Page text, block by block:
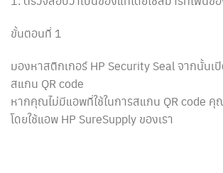
ขั้นตอนที่ 1
มองหาสติกเกอร์ HP Security Seal จากนั้นเ
สแกน QR code
หากคุณไม่มีแอพที่ใช้ในการสแกน QR code
โดยใช้แอพ HP SureSupply ของเรา